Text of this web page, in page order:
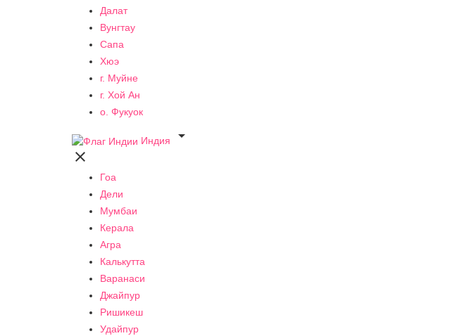
Далат
Вунгтау
Сапа
Хюэ
г. Муйне
г. Хой Ан
о. Фукуок
Индия


Гоа
Дели
Мумбаи
Керала
Агра
Калькутта
Варанаси
Джайпур
Ришикеш
Удайпур